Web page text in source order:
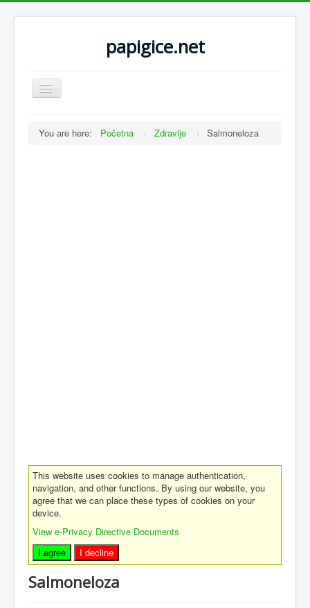
papigice.net
Toggle
Navigation
You are here: Početna -> Zdravlje -> Salmoneloza
This website uses cookies to manage authentication,
navigation, and other functions. By using our website, you
agree that we can place these types of cookies on your
device.
View e-Privacy Directive Documents
I agree
I decline
Salmoneloza